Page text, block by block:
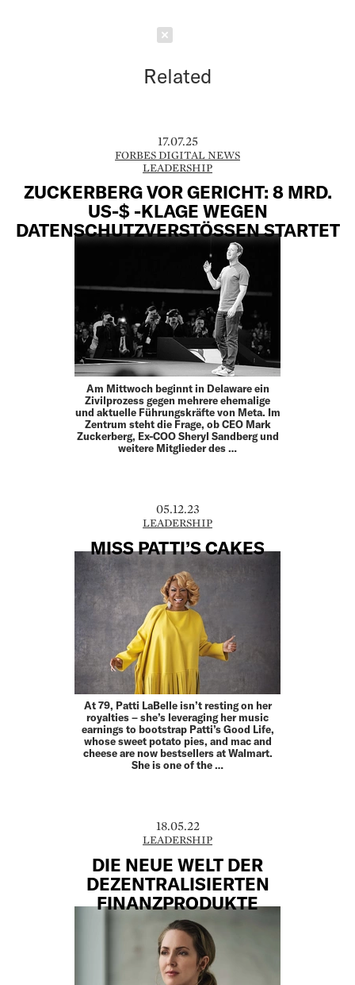
Related
17.07.25
FORBES DIGITAL NEWS
LEADERSHIP
ZUCKERBERG VOR GERICHT: 8 MRD.
US-$ -KLAGE WEGEN
DATENSCHUTZVERSTÖSSEN STARTET
Am Mittwoch beginnt in Delaware ein
Zivilprozess gegen mehrere ehemalige
und aktuelle Führungskräfte von Meta. Im
Zentrum steht die Frage, ob CEO Mark
Zuckerberg, Ex-COO Sheryl Sandberg und
weitere Mitglieder des …
05.12.23
LEADERSHIP
MISS PATTI’S CAKES
At 79, Patti LaBelle isn’t resting on her
royalties – she’s leveraging her music
earnings to bootstrap Patti’s Good Life,
whose sweet potato pies, and mac and
cheese are now bestsellers at Walmart.
She is one of the …
18.05.22
LEADERSHIP
DIE NEUE WELT DER
DEZENTRALISIERTEN
FINANZPRODUKTE